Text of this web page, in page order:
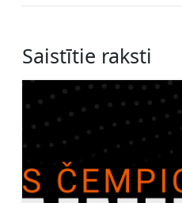
Saistītie raksti